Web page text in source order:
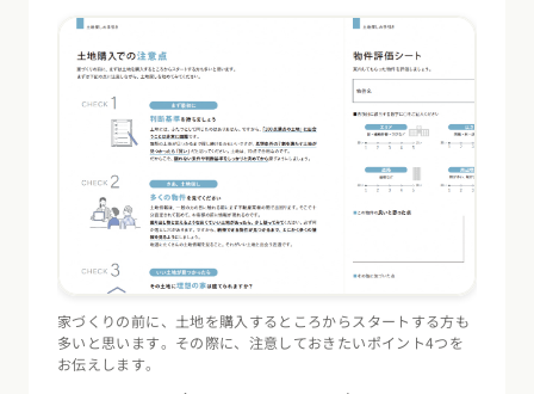
家づくりの前に、土地を購入するところからスタートする方も
多いと思います。その際に、注意しておきたいポイント4つを
お伝えします。